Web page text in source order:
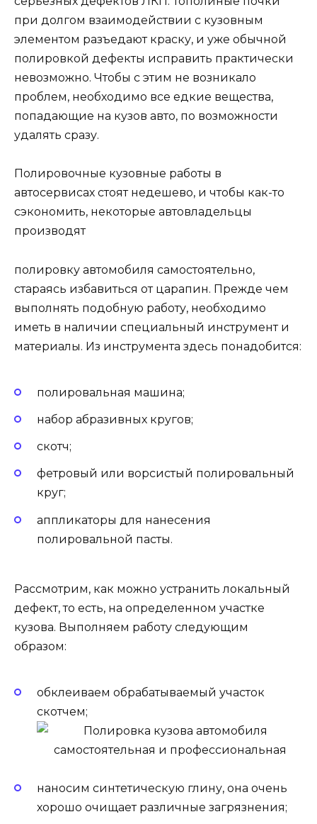
при долгом взаимодействии с кузовным
элементом разъедают краску, и уже обычной
полировкой дефекты исправить практически
невозможно. Чтобы с этим не возникало
проблем, необходимо все едкие вещества,
попадающие на кузов авто, по возможности
удалять сразу.
Полировочные кузовные работы в
автосервисах стоят недешево, и чтобы как-то
сэкономить, некоторые автовладельцы
производят
полировку автомобиля самостоятельно,
стараясь избавиться от царапин. Прежде чем
выполнять подобную работу, необходимо
иметь в наличии специальный инструмент и
материалы. Из инструмента здесь понадобится:
полировальная машина;
набор абразивных кругов;
скотч;
фетровый или ворсистый полировальный
круг;
аппликаторы для нанесения
полировальной пасты.
Рассмотрим, как можно устранить локальный
дефект, то есть, на определенном участке
кузова. Выполняем работу следующим
образом:
обклеиваем обрабатываемый участок
скотчем;
наносим синтетическую глину, она очень
хорошо очищает различные загрязнения;